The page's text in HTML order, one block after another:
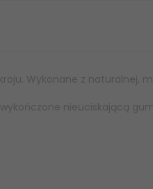
Wykonane z naturalnej,
nieuciskającą